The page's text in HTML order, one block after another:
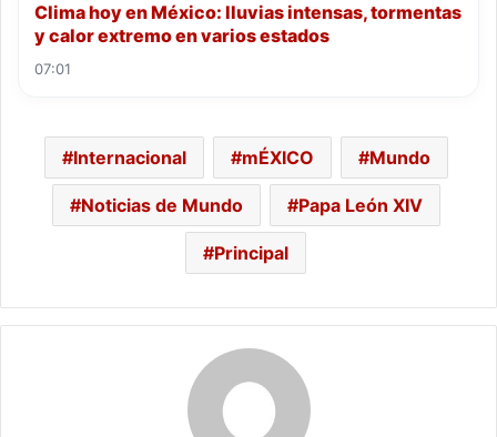
Clima hoy en México: lluvias intensas, tormentas
y calor extremo en varios estados
07:01
Internacional mÉXICO Mundo
Noticias de Mundo Papa León XIV
Principal